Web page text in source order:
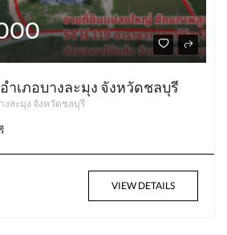
ำเภอบางละมุง จังหวัดชลบุรี
งละมุง จังหวัดชลบุรี
VIEW DETAILS